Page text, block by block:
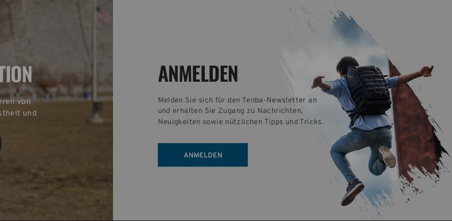
von
und
ANMELDEN
Melden Sie sich für den Tenba-Newsletter an
und erhalten Sie Zugang zu Nachrichten,
Neuigkeiten sowie nützlichen Tipps und Tricks.
ANMELDEN